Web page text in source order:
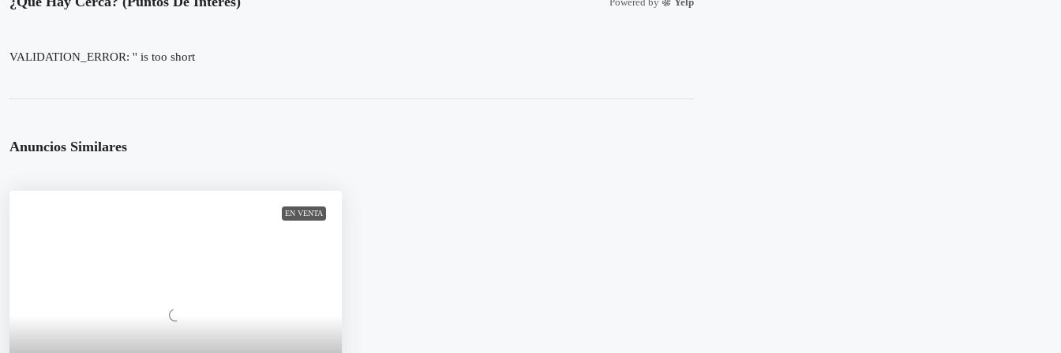
VALIDATION_ERROR: '' is too short
Anuncios Similares
EN VENTA